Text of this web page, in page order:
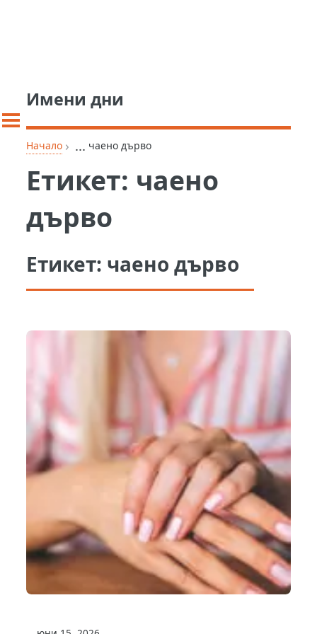
Имени дни
Начало › ... чаено дърво
Етикет: чаено
дърво
Етикет: чаено дърво